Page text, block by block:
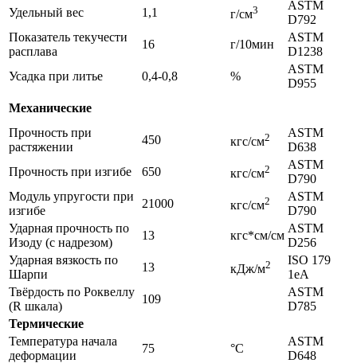
Удельный вес 1,1 г/см3
ASTM
D792
Показатель текучести
расплава
16 г/10мин
ASTM
D1238
Усадка при литье
0,4-0,8 %
ASTM
D955
Механические
Прочность при
растяжении
450 кгс/см2
ASTM
D638
Прочность при изгибе
650 кгс/см2
ASTM
D790
Модуль упругости при
изгибе
21000 кгс/см2
ASTM
D790
Ударная прочность по
Изоду (с надрезом)
13 кгс*см/см
ASTM
D256
Ударная вязкость по
Шарпи
13 кДж/м2
ISO 179
1еА
Твёрдость по Роквеллу
(R шкала)
109
ASTM
D785
Термические
Температура начала
деформации
75 °C
ASTM
D648